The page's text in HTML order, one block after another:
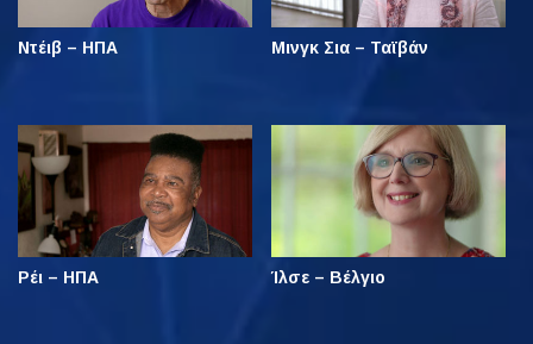
Ντέιβ – ΗΠΑ Μινγκ Σια – Ταϊβάν
Ρέι – ΗΠΑ Ίλσε – Βέλγιο